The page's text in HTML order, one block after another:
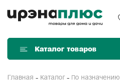
Каталог товаров
Главная Каталог По назначению